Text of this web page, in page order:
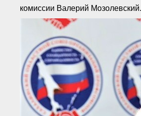
комиссии Валерий Мозолевский.